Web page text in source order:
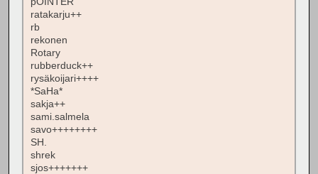
ratakarju++
rb
rekonen
Rotary
rubberduck++
rysäkoijari++++
*SaHa*
sakja++
sami.salmela
savo++++++++
SH.
shrek
sjos+++++++